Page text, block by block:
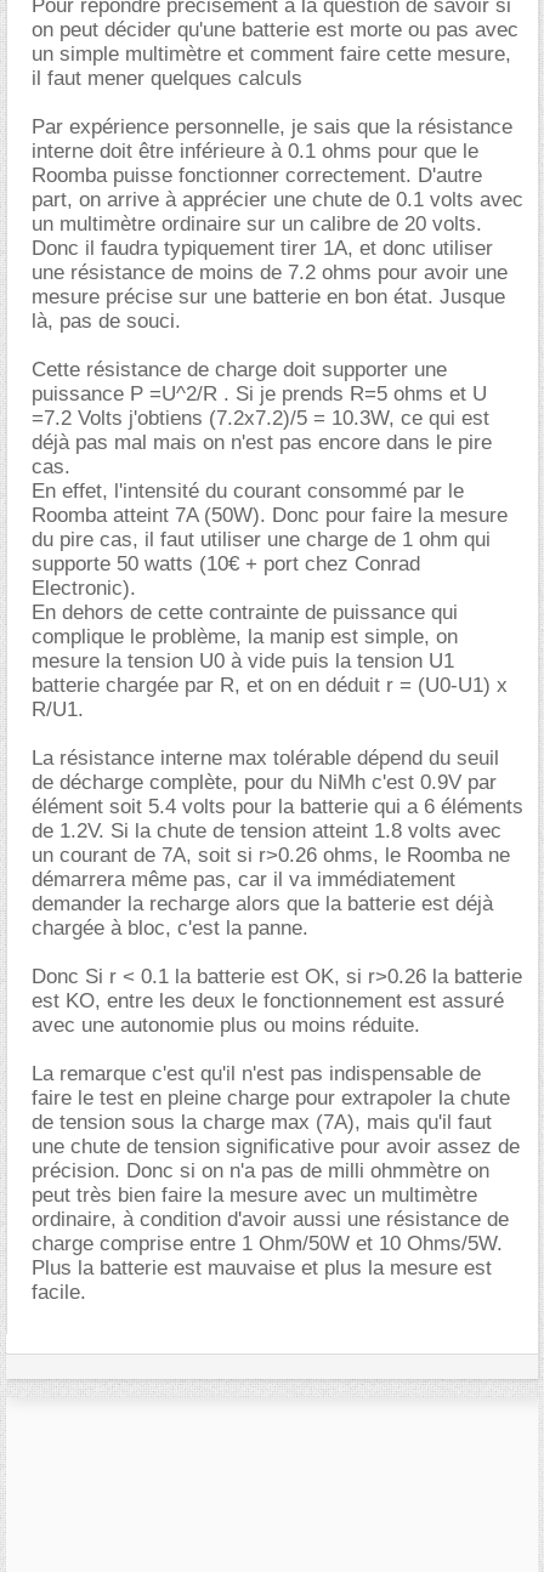
Pour répondre précisément à la question de savoir si
on peut décider qu'une batterie est morte ou pas avec
un simple multimètre et comment faire cette mesure,
il faut mener quelques calculs
Par expérience personnelle, je sais que la résistance
interne doit être inférieure à 0.1 ohms pour que le
Roomba puisse fonctionner correctement. D'autre
part, on arrive à apprécier une chute de 0.1 volts avec
un multimètre ordinaire sur un calibre de 20 volts.
Donc il faudra typiquement tirer 1A, et donc utiliser
une résistance de moins de 7.2 ohms pour avoir une
mesure précise sur une batterie en bon état. Jusque
là, pas de souci.
Cette résistance de charge doit supporter une
puissance P =U^2/R . Si je prends R=5 ohms et U
=7.2 Volts j'obtiens (7.2x7.2)/5 = 10.3W, ce qui est
déjà pas mal mais on n'est pas encore dans le pire
cas.
En effet, l'intensité du courant consommé par le
Roomba atteint 7A (50W). Donc pour faire la mesure
du pire cas, il faut utiliser une charge de 1 ohm qui
supporte 50 watts (10€ + port chez Conrad
Electronic).
En dehors de cette contrainte de puissance qui
complique le problème, la manip est simple, on
mesure la tension U0 à vide puis la tension U1
batterie chargée par R, et on en déduit r = (U0-U1) x
R/U1.
La résistance interne max tolérable dépend du seuil
de décharge complète, pour du NiMh c'est 0.9V par
élément soit 5.4 volts pour la batterie qui a 6 éléments
de 1.2V. Si la chute de tension atteint 1.8 volts avec
un courant de 7A, soit si r>0.26 ohms, le Roomba ne
démarrera même pas, car il va immédiatement
demander la recharge alors que la batterie est déjà
chargée à bloc, c'est la panne.
Donc Si r < 0.1 la batterie est OK, si r>0.26 la batterie
est KO, entre les deux le fonctionnement est assuré
avec une autonomie plus ou moins réduite.
La remarque c'est qu'il n'est pas indispensable de
faire le test en pleine charge pour extrapoler la chute
de tension sous la charge max (7A), mais qu'il faut
une chute de tension significative pour avoir assez de
précision. Donc si on n'a pas de milli ohmmètre on
peut très bien faire la mesure avec un multimètre
ordinaire, à condition d'avoir aussi une résistance de
charge comprise entre 1 Ohm/50W et 10 Ohms/5W.
Plus la batterie est mauvaise et plus la mesure est
facile.